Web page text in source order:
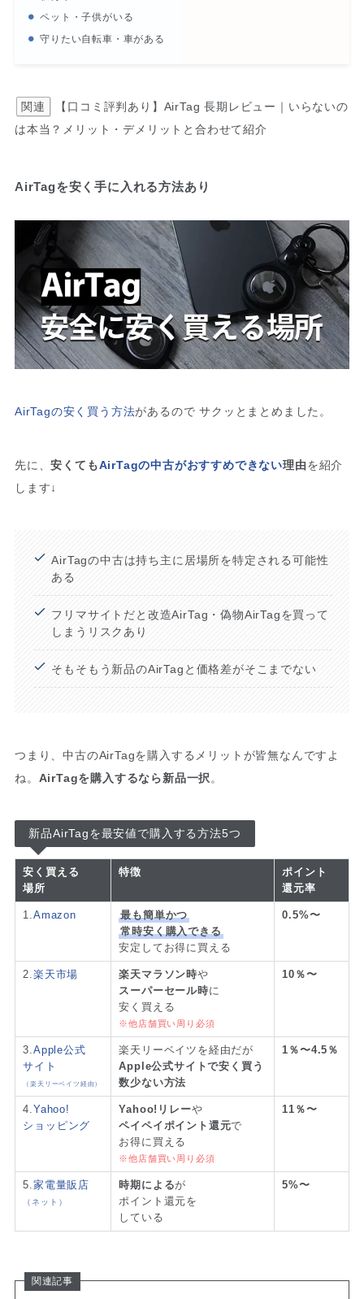
ペット・子供がいる
守りたい自転車・車がある
関連
【口コミ評判あり】AirTag 長期レビュー｜いらないの
は本当？メリット・デメリットと合わせて紹介
AirTagを安く手に入れる方法あり
AirTagの安く買う方法があるので サクッとまとめました。
先に、安くてもAirTagの中古がおすすめできない理由を紹介
します↓
AirTagの中古は持ち主に居場所を特定される可能性
ある
フリマサイトだと改造AirTag・偽物AirTagを買って
しまうリスクあり
そもそもう新品のAirTagと価格差がそこまでない
つまり、中古のAirTagを購入するメリットが皆無なんですよ
ね。 AirTagを購入するなら新品一択 。
新品AirTagを最安値で購入する方法5つ
安く買える
場所
特徴
ポイント
還元率
1. Amazon
最も簡単かつ
常時安く購入できる
安定してお得に買える
0.5%〜
2. 楽天市場 楽天マラソン時や
スーパーセール時に
安く買える
※他店舗買い周り必須
10％〜
3. Apple公式
サイト
（楽天リーベイツ経由）
楽天リーベイツを経由だが
Apple公式サイトで安く買う
数少ない方法
1％〜4.5％
4. Yahoo!
ショッピング
Yahoo!リレーや
ペイペイポイント還元で
お得に買える
※他店舗買い周り必須
11％〜
5. 家電量販店
（ネット）
時期によるが
ポイント還元を
している
5%〜
関連記事